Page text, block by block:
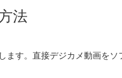
法
ます。直接デジカメ動画をソ